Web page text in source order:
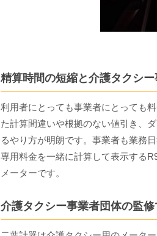
精算時間の短縮と介護タクシ
利用者にとっても事業者にとっても
た計算間違いや根拠のない値引き、
るやり方が明朗です。事業者も業務
専用料金を一緒に計算して表示する
メーターです。
介護タクシー事業者団体の監